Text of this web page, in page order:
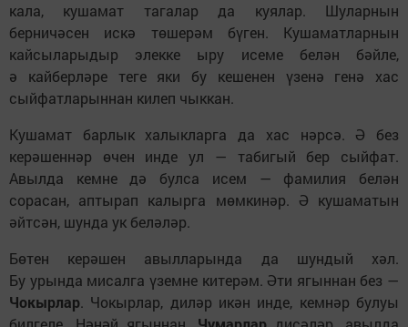
кала, кушамат тагалар да куялар. Шуларнын
берничәсен искә төшерәм бүген. Кушаматларнын
кайсыларыдыр элекке ыру исеме белән бәйле,
ә кайберләре теге яки бу кешенен үзенә генә хас
сыйфатларыннан килеп чыккан.
Кушамат барлык халыкларга да хас нәрсә. Ә без
керәшеннәр өчен инде ул — табигый бер сыйфат.
Авылда кемне дә булса исем — фамилия белән
сорасан, аптырап калырга мөмкинәр. Ә кушаматын
әйтсән, шунда ук беләләр.
Бөтен керәшен авылларында да шундый хәл.
Бу урында мисалга үземне китерәм. Әти ягыннан без —
Чокырлар. Чокырлар, диләр икән инде, кемнәр булуы